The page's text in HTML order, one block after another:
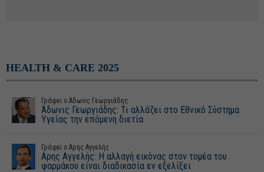
HEALTH & CARE 2025
Γράφει o Άδωνις Γεωργιάδης
Άδωνις Γεωργιάδης: Τι αλλάζει στο Εθνικό Σύστημα
Υγείας την επόμενη διετία
Γράφει ο Άρης Αγγελής
Aρης Αγγελής: Η αλλαγή εικόνας στον τομέα του
φαρμάκου είναι διαδικασία εν εξελίξει